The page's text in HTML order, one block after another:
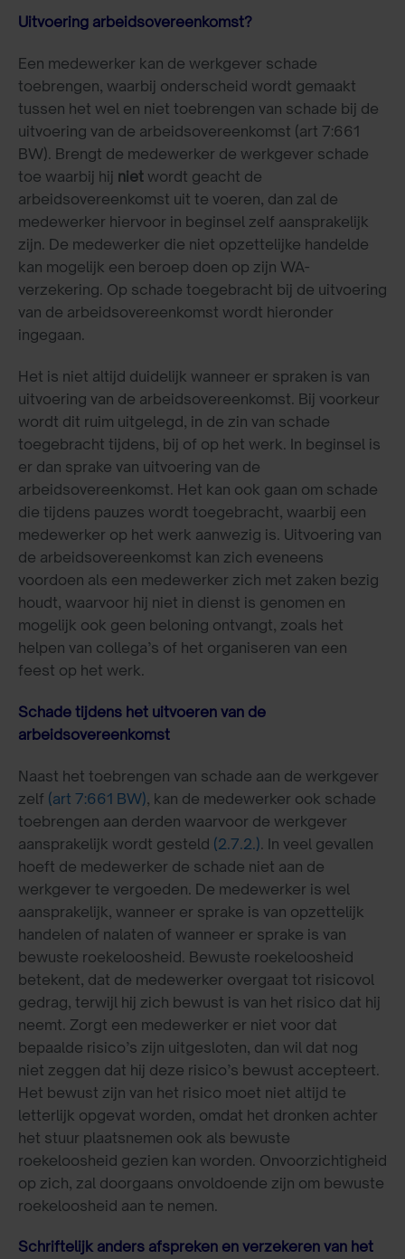
Uitvoering arbeidsovereenkomst?
Een medewerker kan de werkgever schade
toebrengen, waarbij onderscheid wordt gemaakt
tussen het wel en niet toebrengen van schade bij de
uitvoering van de arbeidsovereenkomst (art 7:661
BW). Brengt de medewerker de werkgever schade
toe waarbij hij niet wordt geacht de
arbeidsovereenkomst uit te voeren, dan zal de
medewerker hiervoor in beginsel zelf aansprakelijk
zijn. De medewerker die niet opzettelijke handelde
kan mogelijk een beroep doen op zijn WA-
verzekering. Op schade toegebracht bij de uitvoering
van de arbeidsovereenkomst wordt hieronder
ingegaan.
Het is niet altijd duidelijk wanneer er spraken is van
uitvoering van de arbeidsovereenkomst. Bij voorkeur
wordt dit ruim uitgelegd, in de zin van schade
toegebracht tijdens, bij of op het werk. In beginsel is
er dan sprake van uitvoering van de
arbeidsovereenkomst. Het kan ook gaan om schade
die tijdens pauzes wordt toegebracht, waarbij een
medewerker op het werk aanwezig is. Uitvoering van
de arbeidsovereenkomst kan zich eveneens
voordoen als een medewerker zich met zaken bezig
houdt, waarvoor hij niet in dienst is genomen en
mogelijk ook geen beloning ontvangt, zoals het
helpen van collega’s of het organiseren van een
feest op het werk.
Schade tijdens het uitvoeren van de
arbeidsovereenkomst
Naast het toebrengen van schade aan de werkgever
zelf (art 7:661 BW), kan de medewerker ook schade
toebrengen aan derden waarvoor de werkgever
aansprakelijk wordt gesteld (2.7.2.). In veel gevallen
hoeft de medewerker de schade niet aan de
werkgever te vergoeden. De medewerker is wel
aansprakelijk, wanneer er sprake is van opzettelijk
handelen of nalaten of wanneer er sprake is van
bewuste roekeloosheid. Bewuste roekeloosheid
betekent, dat de medewerker overgaat tot risicovol
gedrag, terwijl hij zich bewust is van het risico dat hij
neemt. Zorgt een medewerker er niet voor dat
bepaalde risico’s zijn uitgesloten, dan wil dat nog
niet zeggen dat hij deze risico’s bewust accepteert.
Het bewust zijn van het risico moet niet altijd te
letterlijk opgevat worden, omdat het dronken achter
het stuur plaatsnemen ook als bewuste
roekeloosheid gezien kan worden. Onvoorzichtigheid
op zich, zal doorgaans onvoldoende zijn om bewuste
roekeloosheid aan te nemen.
Schriftelijk anders afspreken en verzekeren van het